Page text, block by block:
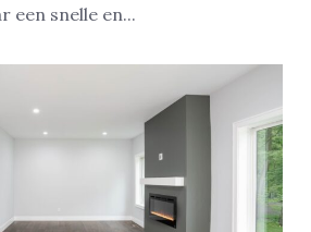
een snelle en...